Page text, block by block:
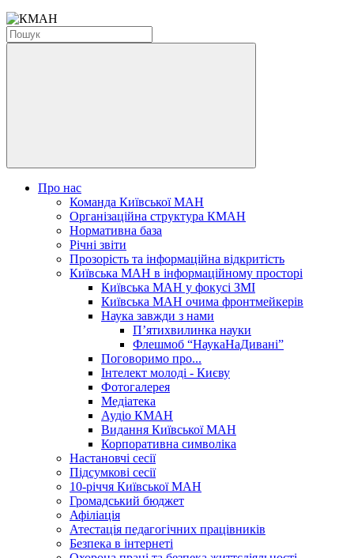
Про нас
Команда Київської МАН
Організаційна структура КМАН
Нормативна база
Річні звіти
Прозорість та інформаційна відкритість
Київська МАН в інформаційному просторі
Київська МАН у фокусі ЗМІ
Київська МАН очима фронтмейкерів
Наука завжди з нами
П’ятихвилинка науки
Флешмоб “НаукаНаДивані”
Поговоримо про...
Інтелект молоді - Києву
Фотогалерея
Медіатека
Аудіо КМАН
Видання Київської МАН
Корпоративна символіка
Настановчі сесії
Підсумкові сесії
10-річчя Київської МАН
Громадський бюджет
Афіліація
Атестація педагогічних працівників
Безпека в інтернеті